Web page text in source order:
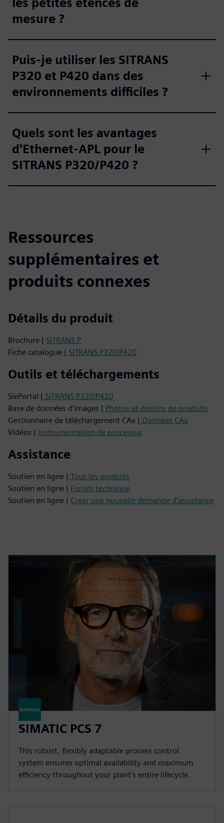
mesure ?
Puis-je utiliser les SITRANS
P320 et P420 dans des
environnements difficiles ?
Quels sont les avantages
d'Ethernet-APL pour le
SITRANS P320/P420 ?
Ressources
supplémentaires et
produits connexes
Détails du produit
Brochure | SITRANS P
Fiche catalogue | SITRANS P320/P420
Outils et téléchargements
SiePortal | SITRANS P320/P420
Base de données d'images | Photos et dessins de produits
Gestionnaire de téléchargement CAx | Données CAx
Vidéos | Instrumentation de processus
Assistance
Soutien en ligne | Tous les produits
Soutien en ligne | Forum technique
Soutien en ligne | Créer une nouvelle demande d'assistance
SIMATIC PCS 7
This robust, flexibly adaptable process control
system ensures optimal availability and maximum
efficiency throughout your plant's entire lifecycle.